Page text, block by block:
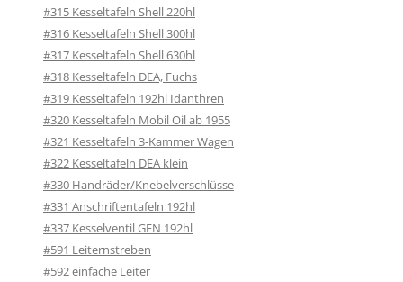
#315 Kesseltafeln Shell 220hl
#316 Kesseltafeln Shell 300hl
#317 Kesseltafeln Shell 630hl
#318 Kesseltafeln DEA, Fuchs
#319 Kesseltafeln 192hl Idanthren
#320 Kesseltafeln Mobil Oil ab 1955
#321 Kesseltafeln 3-Kammer Wagen
#322 Kesseltafeln DEA klein
#330 Handräder/Knebelverschlüsse
#331 Anschriftentafeln 192hl
#337 Kesselventil GFN 192hl
#591 Leiternstreben
#592 einfache Leiter